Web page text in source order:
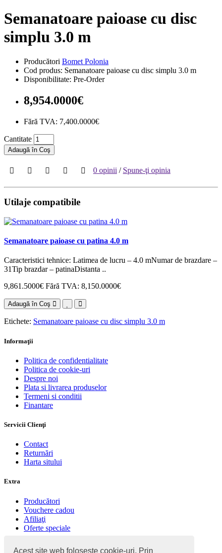
Acest site web foloseşte cookie-uri. Prin
Semanatoare paioase cu disc
simplu 3.0 m
Producători Bomet Polonia
Cod produs: Semanatoare paioase cu disc simplu 3.0 m
Disponibilitate: Pre-Order
8,954.0000€
Fără TVA: 7,400.0000€
Cantitate
Adaugă în Coş
0 opinii / Spune-ţi opinia
Utilaje compatibile
Semanatoare paioase cu patina 4.0 m
Caracteristici tehnice: Latimea de lucru – 4.0 mNumar de brazdare –
31Tip brazdar – patinaDistanta ..
9,861.5000€ Fără TVA: 8,150.0000€
Adaugă în Coş
Etichete: Semanatoare paioase cu disc simplu 3.0 m
Informaţii
Politica de confidentialitate
Politica de cookie-uri
Despre noi
Plata si livrarea produselor
Termeni si conditii
Finantare
Servicii Clienţi
Contact
Returnări
Harta sitului
Extra
Producători
Vouchere cadou
Afiliaţi
Oferte speciale
Contul meu